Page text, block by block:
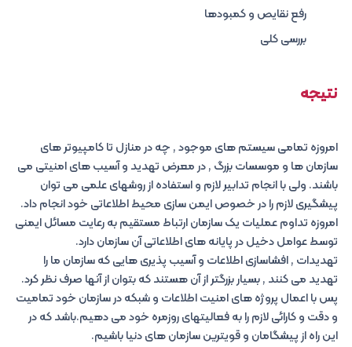
رفع نقایص و کمبودها
بررسی کلی
نتیجه
امروزه تمامی سیستم های موجود , چه در منازل تا کامپیوتر های
سازمان ها و موسسات بزرگ , در معرض تهدید و آسیب های امنیتی می
باشند. ولی با انجام تدابیر لازم و استفاده از روشهای علمی می توان
پیشگیری لازم را در خصوص ایمن سازی محیط اطلاعاتی خود انجام داد.
امروزه تداوم عملیات یک سازمان ارتباط مستقیم به رعایت مسائل ایمنی
توسط عوامل دخیل در پایانه های اطلاعاتی آن سازمان دارد.
تهدیدات , افشاسازی اطلاعات و آسیب پذیری هایی که سازمان ما را
تهدید می کنند , بسیار بزرگتر از آن هستند که بتوان از آنها صرف نظر کرد.
پس با اعمال پروژه های امنیت اطلاعات و شبکه در سازمان خود تمامیت
و دقت و کارائی لازم را به فعالیتهای روزمره خود می دهیم.باشد که در
این راه از پیشگامان و قویترین سازمان های دنیا باشیم.